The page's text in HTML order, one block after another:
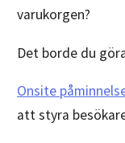
varukorgen?
Det borde du
Onsite
att styra